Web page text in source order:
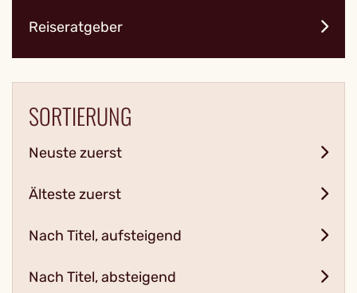
Reiseratgeber
SORTIERUNG
Neuste zuerst
Älteste zuerst
Nach Titel, aufsteigend
Nach Titel, absteigend